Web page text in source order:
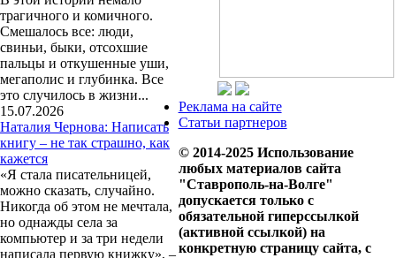
трагичного и комичного.
Смешалось все: люди,
свиньи, быки, отсохшие
пальцы и откушенные уши,
мегаполис и глубинка. Все
это случилось в жизни...
15.07.2026
Наталия Чернова: Написать
книгу – не так страшно, как
кажется
«Я стала писательницей,
можно сказать, случайно.
Никогда об этом не мечтала,
но однажды села за
компьютер и за три недели
написала первую книжку», –
Реклама на сайте
Статьи партнеров
© 2014-2025 Использование
любых материалов сайта
"Ставрополь-на-Волге"
допускается только с
обязательной гиперссылкой
(активной ссылкой) на
конкретную страницу сайта, с